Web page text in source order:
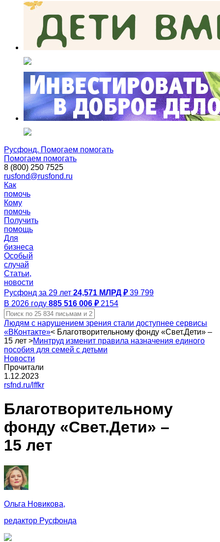
Русфонд. Помогаем помогать
Помогаем помогать
8 (800) 250 7525
rusfond@rusfond.ru
Как
помочь
Кому
помочь
Получить
помощь
Для
бизнеса
Особый
случай
Статьи,
новости
Русфонд за 29 лет 24,571 МЛРД ₽ 39 799
В 2026 году 885 516 006 ₽ 2154
Людям с нарушением зрения стали доступнее сервисы
«ВКонтакте»< Благотворительному фонду «Свет.Дети» –
15 лет >Минтруд изменит правила назначения единого
пособия для семей с детьми
Новости
Прочитали
1.12.2023
rsfnd.ru/lffkr
Благотворительному
фонду «Свет.Дети» –
15 лет
Ольга Новикова,
редактор Русфонда